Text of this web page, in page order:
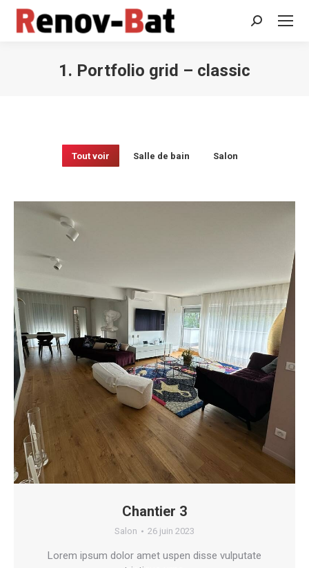
Recherche
1. Portfolio grid – classic
Tout voir Salle de bain Salon
Chantier 3
Salon 26 juin 2023
Lorem ipsum dolor amet uspen disse vulputate